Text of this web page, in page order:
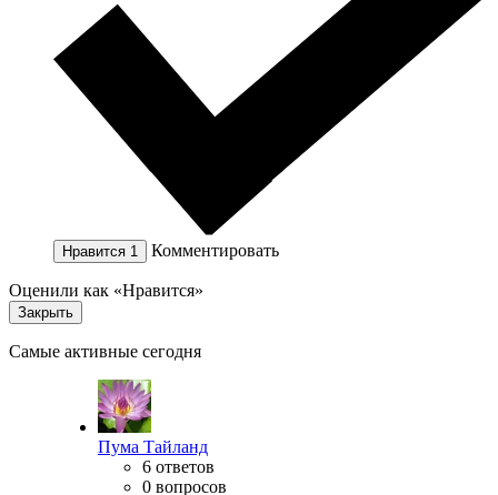
Нравится 1 Комментировать
Оценили как «Нравится»
Закрыть
Самые активные сегодня
Пума Тайланд
6 ответов
0 вопросов